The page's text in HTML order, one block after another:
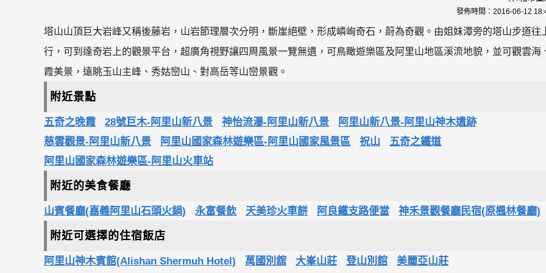
發佈時間： 2016-06-12
塔山山頂巨大岩峰又稱後藤岩，山岩節理層次分明，斷崖絕壁，形成嶙峋奇石，蔚為奇觀。由姐妹潭旁的塔山步道往
行，可到達奇岩上的觀景平台，超廣角視野讓四周風景一覽無遺，可鳥瞰遊樂區及阿里山地區溪流地貌，並可觀雲海
霞美景，遠眺玉山主峰、秀姑巒山、對高岳等山巒景觀。
附近景點
五奇之晚霞 28號巨木-阿里山新八景 神怡流瀑-阿里山新八景
阿里山新八景-阿里山神木遺跡
慈雲觀景-阿里山新八景
阿里山國家森林遊樂區-阿里山國家風景區 祝山
五奇之鐵道
阿里山國家森林遊樂區-阿里山火車站
附近的美食餐廳
山賓餐廳(嘉義阿里山石頭火鍋) 永富餐飲 天美珍火車餅 阿良鐵支路便當 神禾景觀餐廳民宿(原楓林餐廳)
附近可選擇的住宿飯店
阿里山神木賓館(Alishan Shermuh Hotel) 萬國別舘 大峯山莊 登山別館
美麗亞山莊